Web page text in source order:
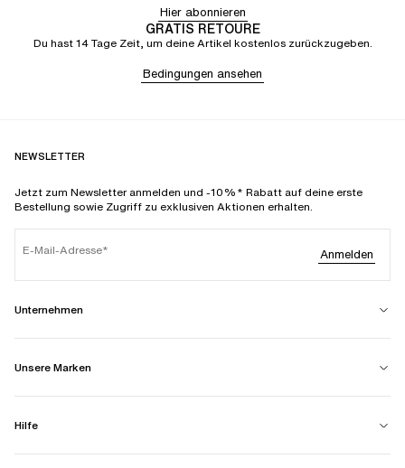
Hier abonnieren
GRATIS RETOURE
Du hast 14 Tage Zeit, um deine Artikel kostenlos zurückzugeben.
Bedingungen ansehen
NEWSLETTER
Jetzt zum Newsletter anmelden und -10%* Rabatt auf deine erste
Bestellung sowie Zugriff zu exklusiven Aktionen erhalten.
E-Mail-Adresse Anmelden
Unternehmen
Unsere Marken
Hilfe